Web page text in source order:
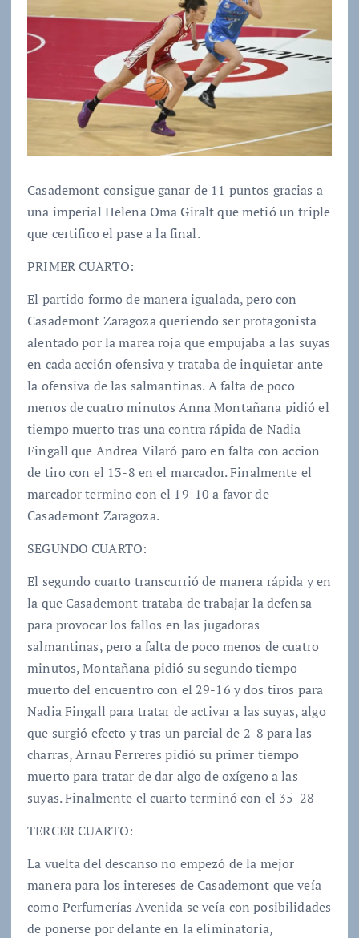
Casademont consigue ganar de 11 puntos gracias a
una imperial Helena Oma Giralt que metió un triple
que certifico el pase a la final.
PRIMER CUARTO:
El partido formo de manera igualada, pero con
Casademont Zaragoza queriendo ser protagonista
alentado por la marea roja que empujaba a las suyas
en cada acción ofensiva y trataba de inquietar ante
la ofensiva de las salmantinas. A falta de poco
menos de cuatro minutos Anna Montañana pidió el
tiempo muerto tras una contra rápida de Nadia
Fingall que Andrea Vilaró paro en falta con accion
de tiro con el 13-8 en el marcador. Finalmente el
marcador termino con el 19-10 a favor de
Casademont Zaragoza.
SEGUNDO CUARTO:
El segundo cuarto transcurrió de manera rápida y en
la que Casademont trataba de trabajar la defensa
para provocar los fallos en las jugadoras
salmantinas, pero a falta de poco menos de cuatro
minutos, Montañana pidió su segundo tiempo
muerto del encuentro con el 29-16 y dos tiros para
Nadia Fingall para tratar de activar a las suyas, algo
que surgió efecto y tras un parcial de 2-8 para las
charras, Arnau Ferreres pidió su primer tiempo
muerto para tratar de dar algo de oxígeno a las
suyas. Finalmente el cuarto terminó con el 35-28
TERCER CUARTO:
La vuelta del descanso no empezó de la mejor
manera para los intereses de Casademont que veía
como Perfumerías Avenida se veía con posibilidades
de ponerse por delante en la eliminatoria,